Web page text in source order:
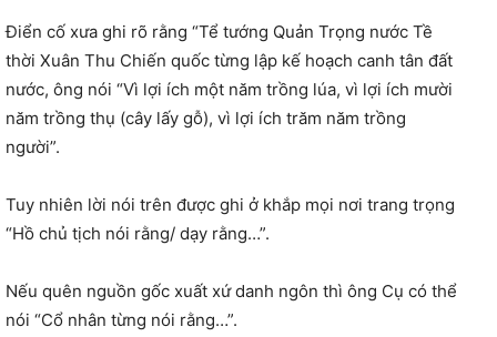
Điển cố xưa ghi rõ rằng “Tể tướng Quản Trọng nước Tề
thời Xuân Thu Chiến quốc từng lập kế hoạch canh tân đất
nước, ông nói “Vì lợi ích một năm trồng lúa, vì lợi ích mười
năm trồng thụ (cây lấy gỗ), vì lợi ích trăm năm trồng
người”.
Tuy nhiên lời nói trên được ghi ở khắp mọi nơi trang trọng
“Hồ chủ tịch nói rằng/ dạy rằng…”.
Nếu quên nguồn gốc xuất xứ danh ngôn thì ông Cụ có thể
nói “Cổ nhân từng nói rằng…”.